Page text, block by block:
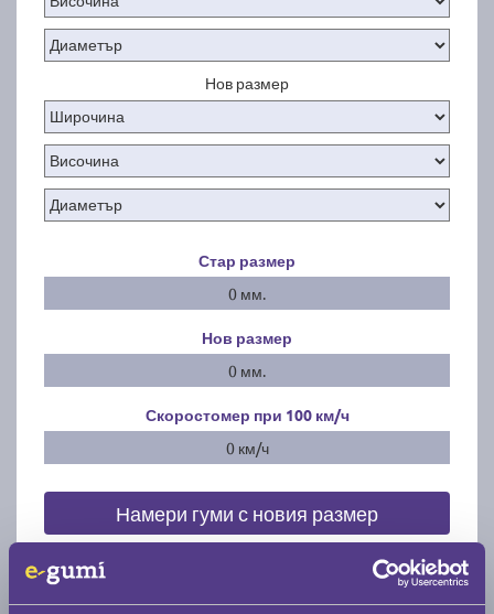
Нов размер
Стар размер
0 мм.
Нов размер
0 мм.
Скоростомер при 100 км/ч
0 км/ч
Намери гуми с новия размер
По марка автомобил